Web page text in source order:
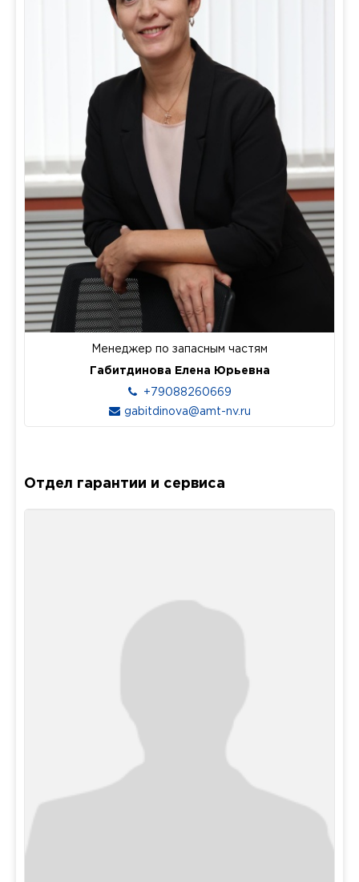
Менеджер по запасным частям
Габитдинова Елена Юрьевна
+79088260669
gabitdinova@amt-nv.ru
Отдел гарантии и сервиса